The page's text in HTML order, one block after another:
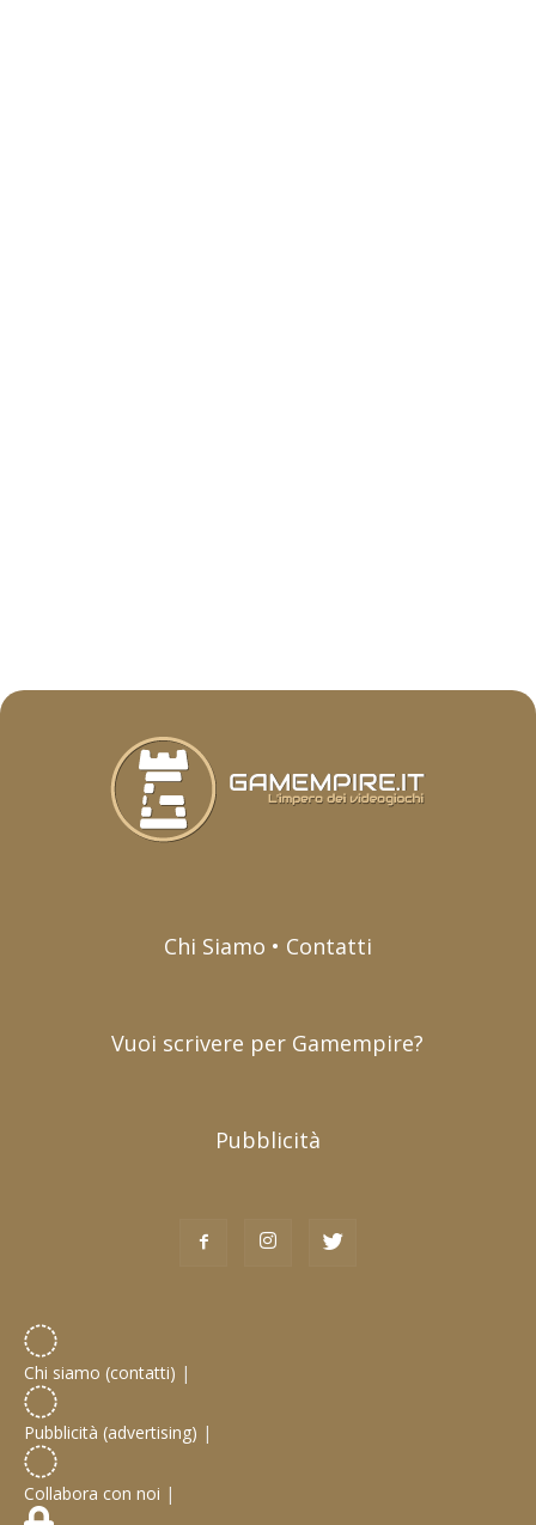
Chi Siamo • Contatti
Vuoi scrivere per Gamempire?
Pubblicità
Chi siamo (contatti) |
Pubblicità (advertising) |
Collabora con noi |